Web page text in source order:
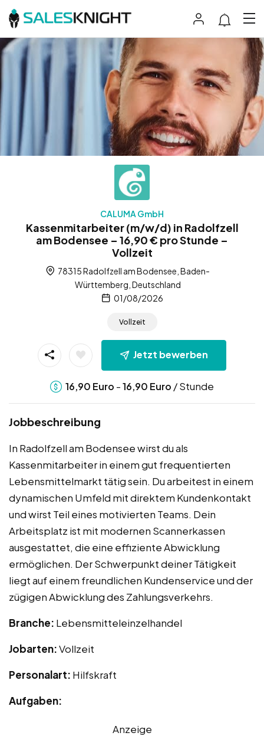
CALUMA GmbH
Kassenmitarbeiter (m/w/d) in Radolfzell
am Bodensee – 16,90 € pro Stunde –
Vollzeit
78315 Radolfzell am Bodensee, Baden-
Württemberg, Deutschland
01/08/2026
Vollzeit
Jetzt bewerben
16,90 Euro -16,90 Euro / Stunde
Jobbeschreibung
In Radolfzell am Bodensee wirst du als
Kassenmitarbeiter in einem gut frequentierten
Lebensmittelmarkt tätig sein. Du arbeitest in einem
dynamischen Umfeld mit direktem Kundenkontakt
und wirst Teil eines motivierten Teams. Dein
Arbeitsplatz ist mit modernen Scannerkassen
ausgestattet, die eine effiziente Abwicklung
ermöglichen. Der Schwerpunkt deiner Tätigkeit
liegt auf einem freundlichen Kundenservice und der
zügigen Abwicklung des Zahlungsverkehrs.
Branche: Lebensmitteleinzelhandel
Jobarten:Vollzeit
Personalart: Hilfskraft
Aufgaben:
Anzeige